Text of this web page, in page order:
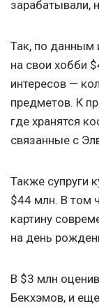
зарабатывали,
Так, по данным
на свои хобби
интересов —
предметов. К
где хранятся
связанные с
Также супруги
$44 млн. В том
картину
на день
В $3 млн
Бекхэмов, и